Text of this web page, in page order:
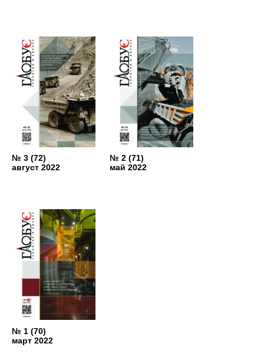
№ 3 (72)
август 2022
№ 2 (71)
май 2022
№ 1 (70)
март 2022